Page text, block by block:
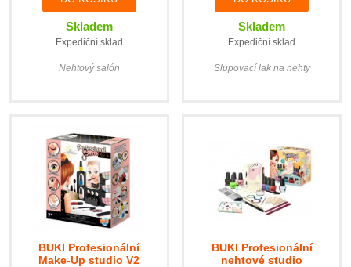
Skladem
Expediční sklad
Nehtový salón
Skladem
Expediční sklad
Slupovací lak na nehty
BUKI Profesionální
Make-Up studio V2
BUKI Profesionální
nehtové studio